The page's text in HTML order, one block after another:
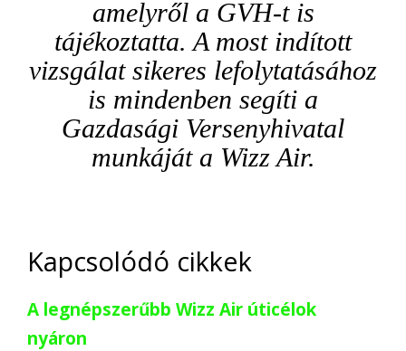
amelyről a GVH-t is
tájékoztatta. A most indított
vizsgálat sikeres lefolytatásához
is mindenben segíti a
Gazdasági Versenyhivatal
munkáját a Wizz Air.
Kapcsolódó cikkek
A legnépszerűbb Wizz Air úticélok
nyáron